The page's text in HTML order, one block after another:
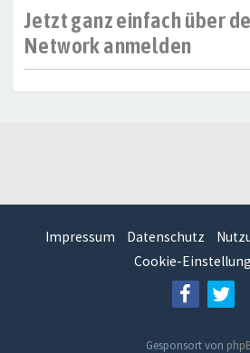
Jetzt ganz einfach über
Network anmelden
Impressum Datenschutz
Cookie-
Gesponsort von